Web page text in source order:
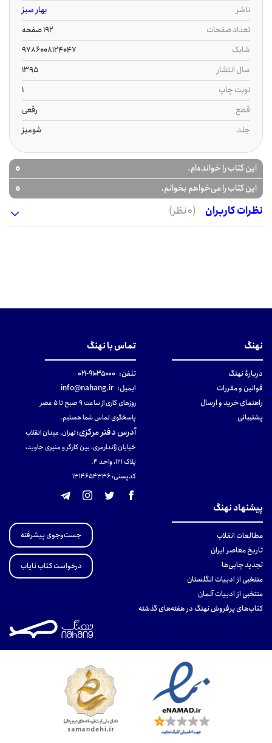
ناشر
بهار سبز
تعداد صفحات
192 صفحه
شابک
9786008124047
سال انتشار
1395
نوبت چاپ
1
قطع
رقعی
جلد
شومیز
این کتاب را خوانده‌ام. 0
این کتاب را می‌خواهم بخوانم.
0
نظرات کاربران
(0 نظر)
نهنگ
دربارهٔ نهنگ
قوانین و مقررات
راهنمای خرید و ارسال
پشتیبانی
تماس با نهنگ
تلفن: ۹۱۰۳۵۰۰۰-۰۲۱
ایمیل: info@nahang.ir
روزهای کاری از ساعت ۹ صبح تا ۵ عصر
پاسخگوی تماس شما هستیم.
آدرس دفتر مرکزی:تهران، میدان انقلاب
خیابان ژاندارمری، بین کارگر و منیری جاوید،
پلاک 121، واحد ۴.
کدپستی: 131465433۶
پیشنهاد نهنگ
مطالعات انقلاب
تاریخ معاصر ایران
تجدید چاپی‌ها
منتخبی از ادبیات انگلستان
منتخبی از ادبیات آلمان
کتاب‌های پرفروش نهنگ در هفته‌های گذشته
جست‌وجوی پیشرفته
درخواست کتاب نایاب